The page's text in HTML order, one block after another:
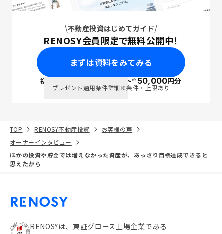
不動産投資はじめてガイド
RENOSY会員限定で無料公開中！
まずは資料をみてみる
初回面談で ポイント※50,000円分
プレゼント適用条件詳細※条件・上限あり
TOP RENOSY不動産投資
お客様の声
オーナーインタビュー
ほかの投資や貯金では増えなかった資産が、あっさり目標達成できると
思えたから
RENOSYは、東証グロース上場企業である